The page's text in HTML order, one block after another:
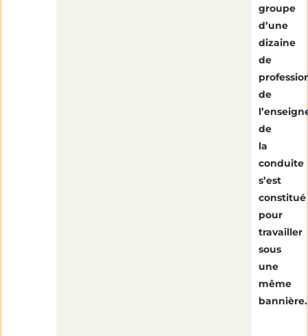
groupe
d’une
dizaine
de
de
de
la
conduite
s’est
constitué
pour
travailler
sous
une
même
bannière.